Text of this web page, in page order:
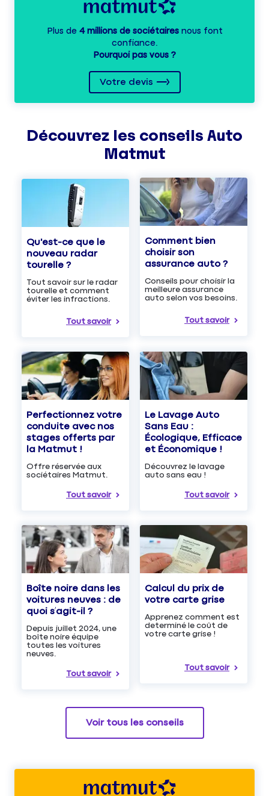
Plus de 4 millions de sociétairesnous font
confiance.
Pourquoi pas vous ?
Votre devis
Découvrez les conseils Auto
Matmut
Qu'est-ce que le
nouveau radar
tourelle ?
Tout savoir sur le radar
tourelle et comment
éviter les infractions.
Tout savoir
Comment bien
choisir son
assurance auto ?
Conseils pour choisir la
meilleure assurance
auto selon vos besoins.
Tout savoir
Perfectionnez votre
conduite avec nos
stages offerts par
la Matmut !
Offre réservée aux
sociétaires Matmut.
Tout savoir
Le Lavage Auto
Sans Eau :
Écologique, Efficace
et Économique !
Découvrez le lavage
auto sans eau !
Tout savoir
Boîte noire dans les
voitures neuves : de
quoi s’agit-il ?
Depuis juillet 2024, une
boîte noire équipe
toutes les voitures
neuves.
Tout savoir
Calcul du prix de
votre carte grise
Apprenez comment est
determiné le coût de
votre carte grise !
Tout savoir
Voir tous les conseils